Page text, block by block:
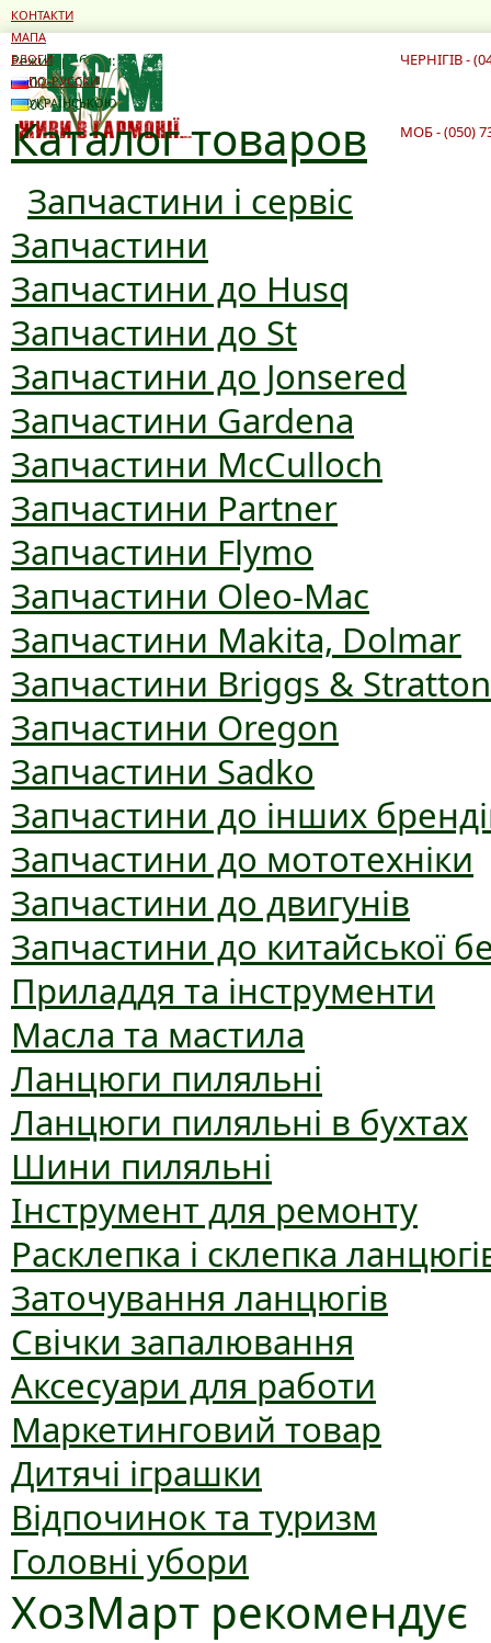
Режим роботи:
10:00 - 19:00
10:00 - 16:00
ЧЕРНІГІВ -
Каталог товаров
Запчастини і сервіс
Запчастини
Запчастини до Husq
Запчастини до St
Запчастини до Jonsered
Запчастини Gardena
Запчастини McCulloch
Запчастини Partner
Запчастини Flymo
Запчастини Oleo-Mac
Запчастини Makita, Dolmar
Запчастини Briggs & Stratton
Запчастини Oregon
Запчастини Sadko
Запчастини до інших
Запчастини до мототехніки
Запчастини до двигунів
Запчастини до китайської
Приладдя та інструменти
Масла та мастила
Ланцюги пиляльні
Ланцюги пиляльні в бухтах
Шини пиляльні
Інструмент для ремонту
Расклепка і склепка
Заточування ланцюгів
Свічки запалювання
Аксесуари для работи
Маркетинговий товар
Дитячі іграшки
Відпочинок та туризм
Головні убори
ХозМарт рекомендує
МОБ - (050)
КОНТАКТИ
МАПА
БЛОГИ
ПО-РУССКИ
УКРАЇНСЬКОЮ